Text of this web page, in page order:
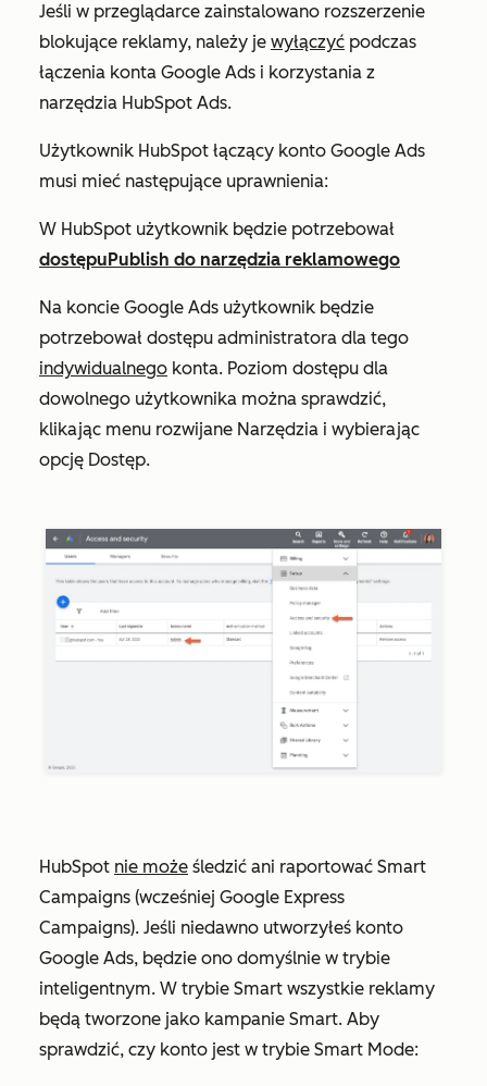
Jeśli w przeglądarce zainstalowano rozszerzenie
blokujące reklamy, należy je wyłączyć podczas
łączenia konta Google Ads i korzystania z
narzędzia HubSpot Ads.
Użytkownik HubSpot łączący konto Google Ads
musi mieć następujące uprawnienia:
W HubSpot użytkownik będzie potrzebował
dostępuPublish do narzędzia reklamowego
Na koncie Google Ads użytkownik będzie
potrzebował dostępu administratora dla tego
indywidualnego konta. Poziom dostępu dla
dowolnego użytkownika można sprawdzić,
klikając menu rozwijane Narzędzia i wybierając
opcję Dostęp.
HubSpot nie może śledzić ani raportować Smart
Campaigns (wcześniej Google Express
Campaigns). Jeśli niedawno utworzyłeś konto
Google Ads, będzie ono domyślnie w trybie
inteligentnym. W trybie Smart wszystkie reklamy
będą tworzone jako kampanie Smart. Aby
sprawdzić, czy konto jest w trybie Smart Mode: